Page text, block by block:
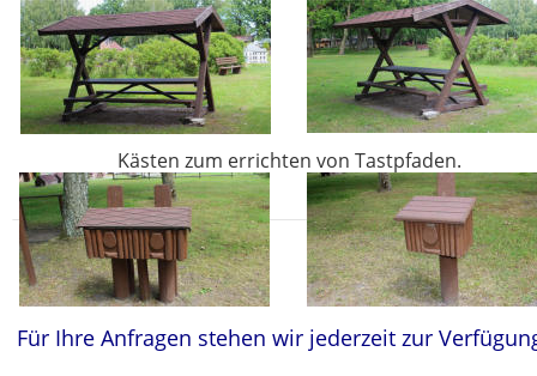
Kästen zum errichten von Tastpfaden.
Für Ihre Anfragen stehen wir jederzeit zur